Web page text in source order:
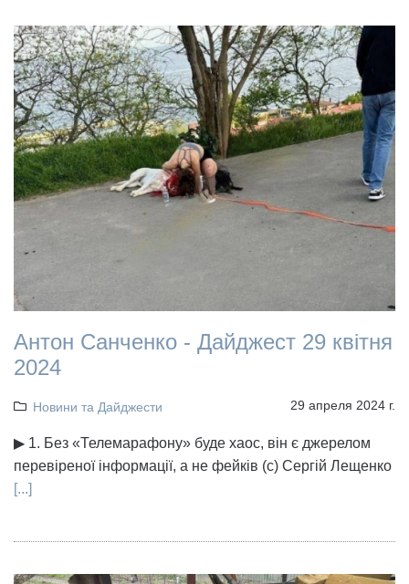
Антон Санченко - Дайджест 29 квітня
2024
Новини та Дайджести 29 апреля 2024 г.
▶ 1. Без «Телемарафону» буде хаос, він є джерелом
перевіреної інформації, а не фейків (с) Сергій Лещенко
[...]